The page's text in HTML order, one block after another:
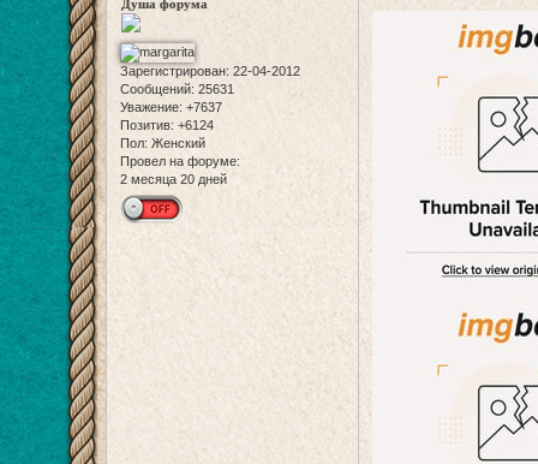
Душа форума
Зарегистрирован: 22-04-2012
Сообщений: 25631
Уважение: +7637
Позитив: +6124
Пол: Женский
Провел на форуме:
2 месяца 20 дней